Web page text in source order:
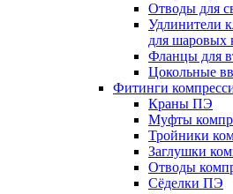
Отводы для
Удлинители
для шаровых
Фланцы для
Цокольные
Фитинги
Краны ПЭ
Муфты
Тройники
Заглушки
Отводы
Сёделки ПЭ